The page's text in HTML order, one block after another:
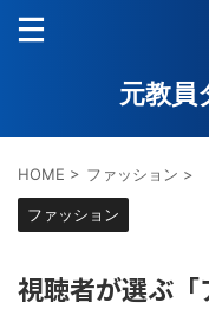
元教員
HOME > ファッション >
ファッション
視聴者が選ぶ